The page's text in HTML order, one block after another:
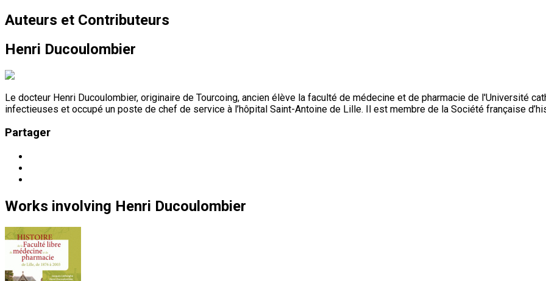
Auteurs et Contributeurs
Henri Ducoulombier
Le docteur Henri Ducoulombier, originaire de Tourcoing, ancien élève la faculté de médecine et de pharmacie de l'Université
infectieuses et occupé un poste de chef de service à l’hôpital Saint-Antoine de Lille. Il est membre de la Société française
Partager
Works involving Henri Ducoulombier